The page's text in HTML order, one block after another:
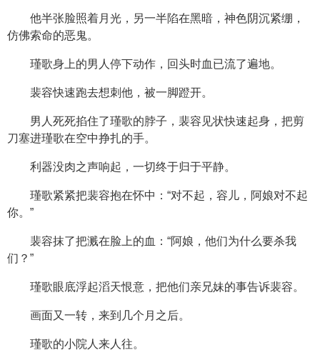
他半张脸照着月光，另一半陷在黑暗，神色阴沉紧绷，
仿佛索命的恶鬼。
瑾歌身上的男人停下动作，回头时血已流了遍地。
裴容快速跑去想刺他，被一脚蹬开。
男人死死掐住了瑾歌的脖子，裴容见状快速起身，把剪
刀塞进瑾歌在空中挣扎的手。
利器没肉之声响起，一切终于归于平静。
瑾歌紧紧把裴容抱在怀中：“对不起，容儿，阿娘对不起
你。”
裴容抹了把溅在脸上的血：“阿娘，他们为什么要杀我
们？”
瑾歌眼底浮起滔天恨意，把他们亲兄妹的事告诉裴容。
画面又一转，来到几个月之后。
瑾歌的小院人来人往。